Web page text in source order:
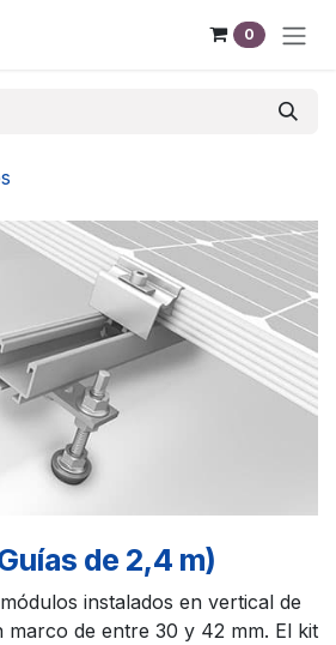
0
de 2,4 m)
instalados en vertical de
de entre 30 y 42 mm. El kit